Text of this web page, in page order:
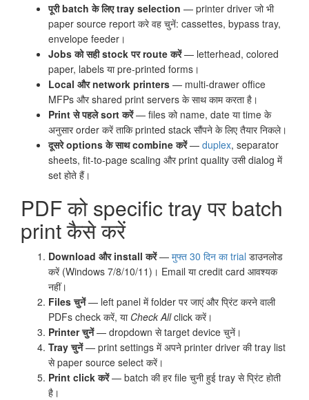
पूरी batch के लिए tray selection — printer driver जो भी
paper source report करे वह चुनें: cassettes, bypass tray,
envelope feeder।
Jobs को सही stock पर route करें— letterhead, colored
paper, labels या pre-printed forms।
Local और network printers — multi-drawer office
MFPs और shared print servers के साथ काम करता है।
Print से पहले sort करें— files को name, date या time के
अनुसार order करें ताकि printed stack सौंपने के लिए तैयार निकले।
दूसरे options के साथ combine करें— duplex, separator
sheets, fit-to-page scaling और print quality उसी dialog में
set होते हैं।
PDF को specific tray पर batch
print कैसे करें
Download और install करें— मुफ्त 30 दिन का trial डाउनलोड
करें (Windows 7/8/10/11)। Email या credit card आवश्यक
नहीं।
Files चुनें— left panel में folder पर जाएं और प्रिंट करने वाली
PDFs check करें, या Check Allclick करें।
Printer चुनें— dropdown से target device चुनें।
Tray चुनें— print settings में अपने printer driver की tray list
से paper source select करें।
Print click करें— batch की हर file चुनी हुई tray से प्रिंट होती
है।